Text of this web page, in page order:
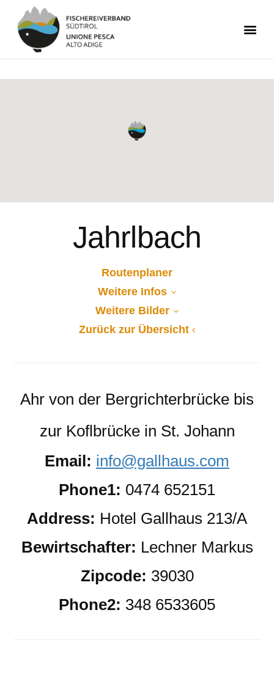
Jahrlbach
Routenplaner
Weitere Infos
Weitere Bilder
Zurück zur Übersicht
Ahr von der Bergrichterbrücke bis
zur Koflbrücke in St. Johann
Email: info@gallhaus.com
Phone1: 0474 652151
Address: Hotel Gallhaus 213/A
Bewirtschafter: Lechner Markus
Zipcode: 39030
Phone2: 348 6533605